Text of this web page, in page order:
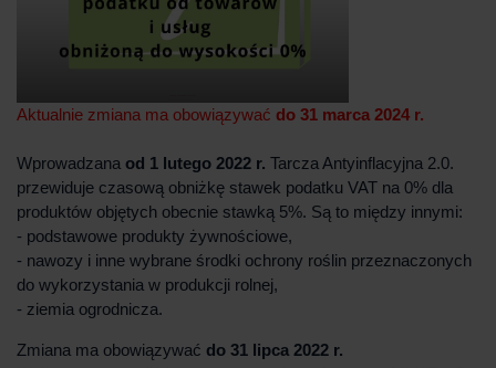
Aktualnie zmiana ma obowiązywać do 31 marca 2024 r.
Wprowadzana od 1 lutego 2022 r. Tarcza Antyinflacyjna 2.0.
przewiduje czasową obniżkę stawek podatku VAT na 0% dla
produktów objętych obecnie stawką 5%. Są to między innymi:
- podstawowe produkty żywnościowe,
- nawozy i inne wybrane środki ochrony roślin przeznaczonych
do wykorzystania w produkcji rolnej,
- ziemia ogrodnicza.
Zmiana ma obowiązywać do 31 lipca 2022 r.